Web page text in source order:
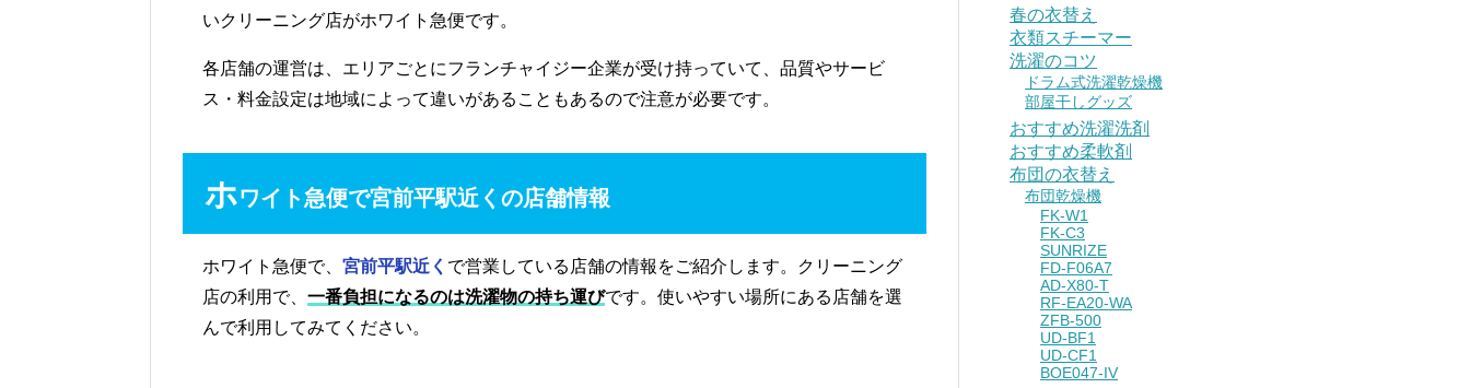
いクリーニング店がホワイト急便です。
各店舗の運営は、エリアごとにフランチャイジー企業が受け持っていて、品質やサービ
ス・料金設定は地域によって違いがあることもあるので注意が必要です。
ホワイト急便で宮前平駅近くの店舗情報
ホワイト急便で、 宮前平駅近く で営業している店舗の情報をご紹介します。クリーニング
店の利用で、 一番負担になるのは洗濯物の持ち運びです。使いやすい場所にある店舗を選
んで利用してみてください。
春の衣替え
衣類スチーマー
洗濯のコツ
ドラム式洗濯乾燥機
部屋干しグッズ
おすすめ洗濯洗剤
おすすめ柔軟剤
布団の衣替え
布団乾燥機
FK-W1
FK-C3
SUNRIZE
FD-F06A7
AD-X80-T
RF-EA20-WA
ZFB-500
UD-BF1
UD-CF1
BOE047-IV